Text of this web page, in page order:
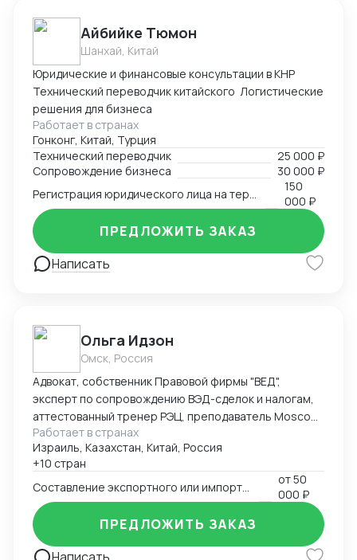
Айбийке Тюмон
Шанхай, Китай
Юридические и финансовые консультации в КНР
Технический переводчик китайского Логистические
решения для бизнеса
Работает в странах
Гонконг, Китай, Турция
Технический переводчик
25 000 ₽
Сопровождение бизнеса
30 000 ₽
150
000 ₽
Написать
ПРЕДЛОЖИТЬ ЗАКАЗ
Ольга Идзон
Омск, Россия
Адвокат, собственник Правовой фирмы "ВЕД",
эксперт по сопровождению ВЭД-сделок и налогам,
аттестованный тренер РЭЦ, преподаватель Moscow
Digital School. Неоднократно признана одним из
лучших юристов по ВЭД рейтингом юристов России
Право.ру-300, Коммерсантъ. Деятельность фирмы
"ВЕД" по направлению ВЭД отмечена Forbes Legal.
Работает в странах
Израиль, Казахстан, Китай, Россия
+10 стран
от50
000 ₽
ПРЕДЛОЖИТЬ ЗАКАЗ